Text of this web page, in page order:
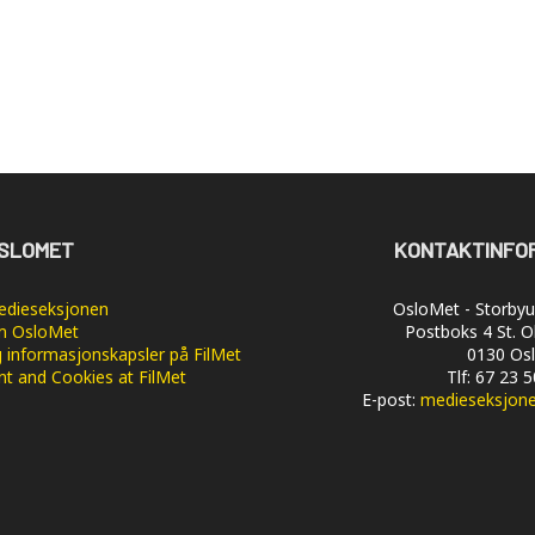
OsloMet
på FilMet
and Cookies at FilMet
OsloMet -
Postboks 4 St.
0130
Tlf: 67 23
E-post: